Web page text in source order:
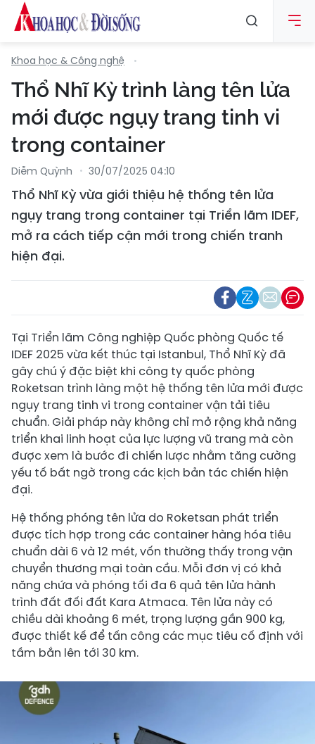
Khoa học & Công nghệ
Thổ Nhĩ Kỳ trình làng tên lửa
mới được ngụy trang tinh vi
trong container
Diễm Quỳnh 30/07/2025 04:10
Thổ Nhĩ Kỳ vừa giới thiệu hệ thống tên lửa
ngụy trang trong container tại Triển lãm IDEF,
mở ra cách tiếp cận mới trong chiến tranh
hiện đại.
Tại Triển lãm Công nghiệp Quốc phòng Quốc tế
IDEF 2025 vừa kết thúc tại Istanbul, Thổ Nhĩ Kỳ đã
gây chú ý đặc biệt khi công ty quốc phòng
Roketsan trình làng một hệ thống tên lửa mới được
ngụy trang tinh vi trong container vận tải tiêu
chuẩn. Giải pháp này không chỉ mở rộng khả năng
triển khai linh hoạt của lực lượng vũ trang mà còn
được xem là bước đi chiến lược nhằm tăng cường
yếu tố bất ngờ trong các kịch bản tác chiến hiện
đại.
Hệ thống phóng tên lửa do Roketsan phát triển
được tích hợp trong các container hàng hóa tiêu
chuẩn dài 6 và 12 mét, vốn thường thấy trong vận
chuyển thương mại toàn cầu. Mỗi đơn vị có khả
năng chứa và phóng tối đa 6 quả tên lửa hành
trình đất đối đất Kara Atmaca. Tên lửa này có
chiều dài khoảng 6 mét, trọng lượng gần 900 kg,
được thiết kế để tấn công các mục tiêu cố định với
tầm bắn lên tới 30 km.